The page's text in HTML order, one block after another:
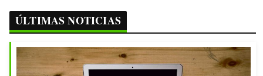
ÚLTIMAS NOTICIAS